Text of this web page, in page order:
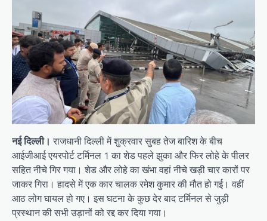
नई दिल्ली। राजधानी दिल्ली में शुक्रवार सुबह तेज बारिश के बीच
आईजीआई एयरपोर्ट टर्मिनल 1 का शेड पहले झुका और फिर लोहे के पीलर
सहित नीचे गिर गया। शेड और लोहे का खंभा वहां नीचे खड़ी चार कारों पर
जाकर गिरा। हादसे में एक कार चालक रमेश कुमार की मौत हो गई। वहीं
आठ लोग घायल हो गए। इस घटना के कुछ देर बाद टर्मिनल से जुड़ी
प्रस्थान की सभी उड़ानों को रद्द कर दिया गया।